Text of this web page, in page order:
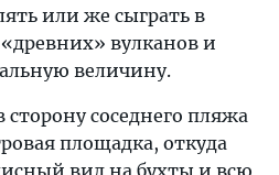
или же сыграть в
вулканов и
величину.
соседнего пляжа
площадка, откуда
вид на бухты и всю